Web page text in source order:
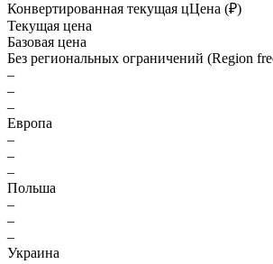
Конвертированная текущая цЦена (₽)
Текущая цена
Базовая цена
Без региональных ограничений (Region
–
–
–
Европа
–
–
–
Польша
–
–
–
Украина